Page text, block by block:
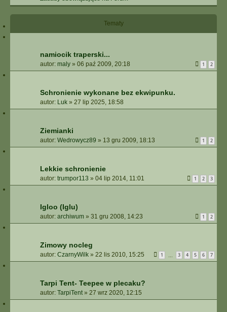
Tematy
namiocik traperski...
autor: maly » 06 paź 2009, 20:18 1 2
Schronienie wykonane bez ekwipunku.
autor: Luk » 27 lip 2025, 18:58
Ziemianki
autor: Wedrowycz89 » 13 gru 2009, 18:13 1 2
Lekkie schronienie
autor: trumpor113 » 04 lip 2014, 11:01 1 2 3
Igloo (Iglu)
autor: archiwum » 31 gru 2008, 14:23 1 2
Zimowy nocleg
autor: CzarnyWilk » 22 lis 2010, 15:25 1 3 4 5 6 7
Tarpi Tent- Teepee w plecaku?
autor: TarpiTent» 27 wrz 2020, 12:15